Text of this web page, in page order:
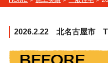
2026.2.22 北名古屋市 T